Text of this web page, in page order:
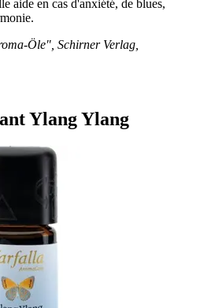
aide en cas d'anxiété, de blues,
Öle", Schirner Verlag,
Ylang Ylang